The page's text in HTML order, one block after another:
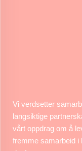
Vi verdsetter
langsiktige
vårt oppdrag om å
fremme samarbeid i